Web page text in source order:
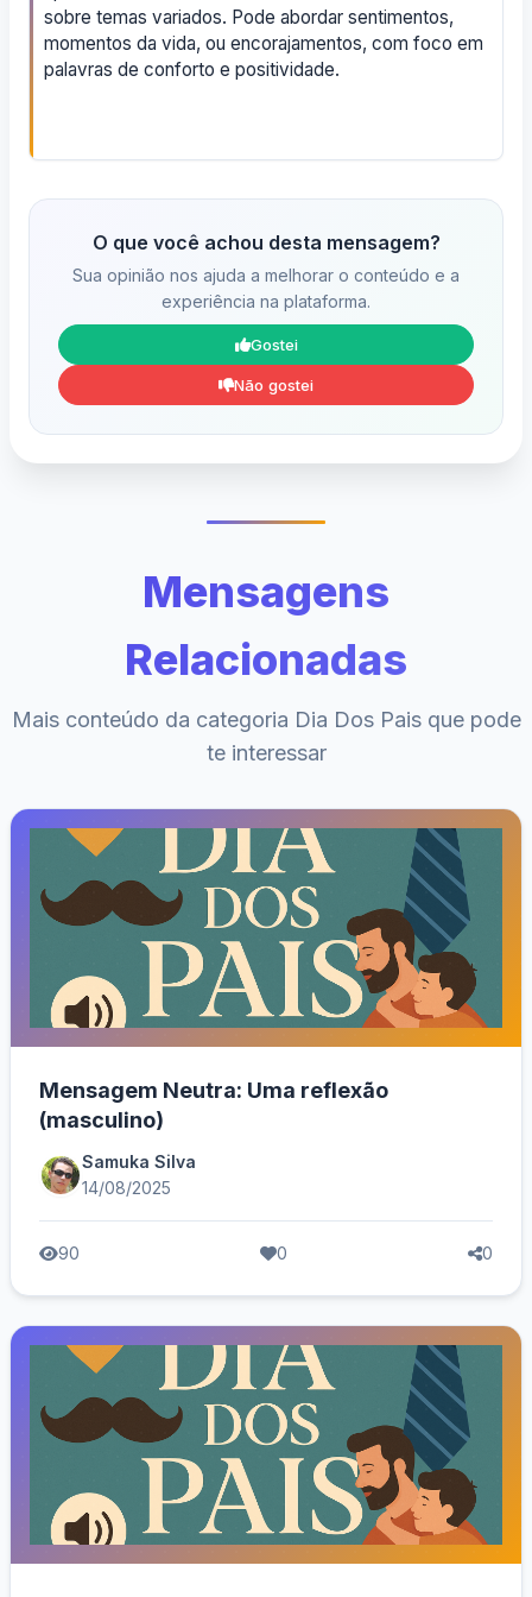
sobre temas variados. Pode abordar sentimentos,
momentos da vida, ou encorajamentos, com foco em
palavras de conforto e positividade.
O que você achou desta mensagem?
Sua opinião nos ajuda a melhorar o conteúdo e a
experiência na plataforma.
Gostei
Não gostei
Mensagens
Relacionadas
Mais conteúdo da categoria Dia Dos Pais que pode
te interessar
Mensagem Neutra: Uma reflexão
(masculino)
Samuka Silva
14/08/2025
90 0 0